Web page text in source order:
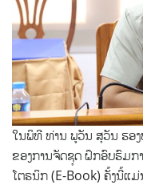
ໃນພິທີ ທ່ານ ພູວັນ ສຸວັນ ຮອ
ຂອງການຈັດຊຸດ ຝຶກອົບຮົມກ
ໂຕຣນິກ (E-Book) ຄັ້ງນີ້ແມ່